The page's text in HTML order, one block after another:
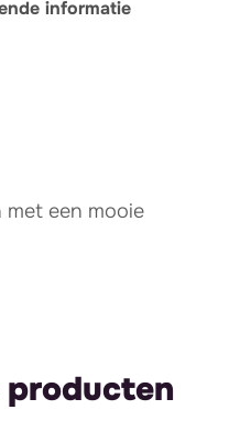
informatie
met een mooie
producten